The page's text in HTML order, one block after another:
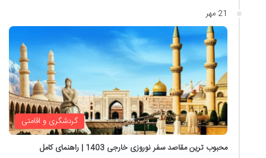
21 مهر
گردشگری و اقامتی
محبوب ترین مقاصد سفر نوروزی خارجی 1403 | راهنمای کامل